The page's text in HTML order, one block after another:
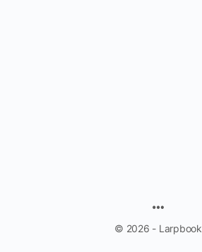
© 2026 - Larpbook